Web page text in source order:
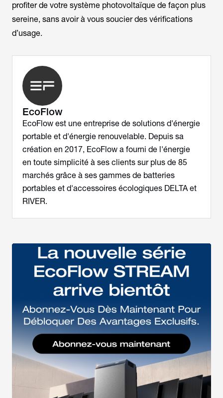
profiter de votre système photovoltaïque de façon plus
sereine, sans avoir à vous soucier des vérifications
d’usage.
EcoFlow
EcoFlow est une entreprise de solutions d'énergie
portable et d'énergie renouvelable. Depuis sa
création en 2017, EcoFlow a fourni de l'énergie
en toute simplicité à ses clients sur plus de 85
marchés grâce à ses gammes de batteries
portables et d'accessoires écologiques DELTA et
RIVER.